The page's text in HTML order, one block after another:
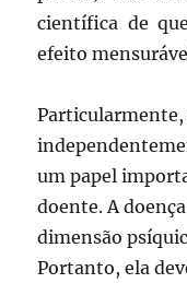
científica de
efeito
Particularmente,
um papel
doente. A
dimensão
Portanto, ela